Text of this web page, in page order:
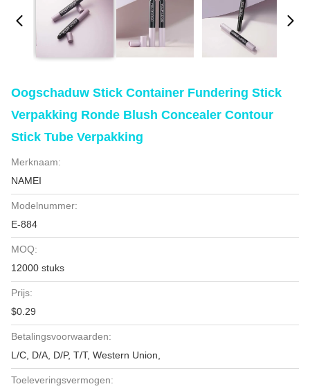
Oogschaduw Stick Container Fundering Stick
Verpakking Ronde Blush Concealer Contour
Stick Tube Verpakking
Merknaam:
NAMEI
Modelnummer:
E-884
MOQ:
12000 stuks
Prijs:
$0.29
Betalingsvoorwaarden:
L/C, D/A, D/P, T/T, Western Union,
Toeleveringsvermogen: